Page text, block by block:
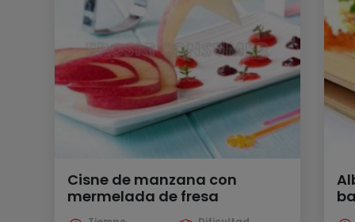
Cisne de manzana con
mermelada de fresa